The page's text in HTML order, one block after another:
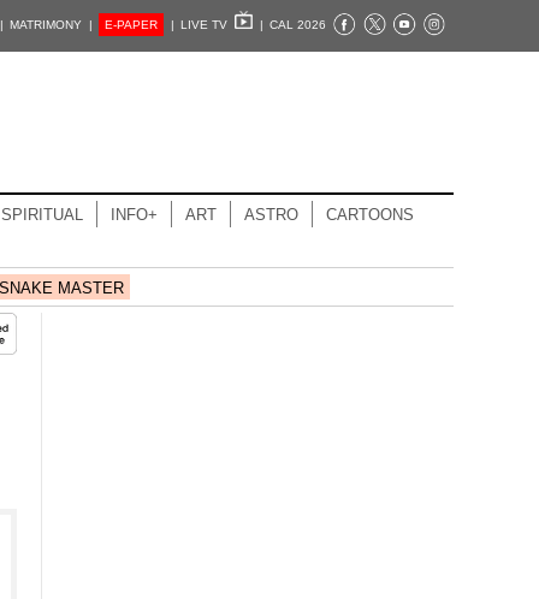
| MATRIMONY | E-PAPER | LIVE TV | CAL 2026
SPIRITUAL INFO+ ART ASTRO CARTOONS
SNAKE MASTER